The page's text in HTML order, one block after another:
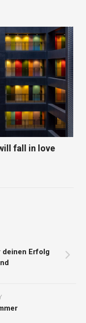
fall in love
deinen Erfolg